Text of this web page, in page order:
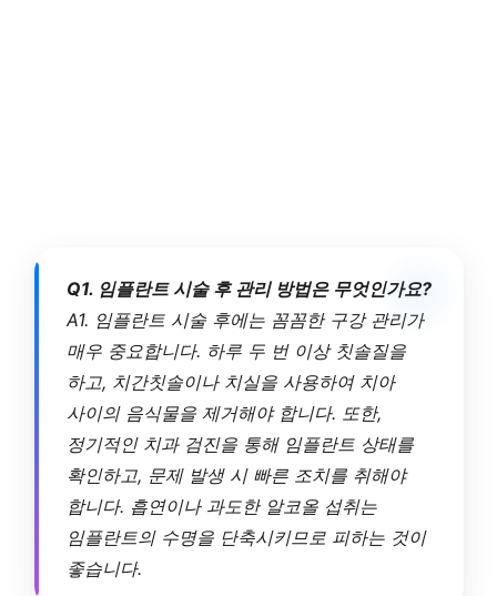
Q1. 임플란트 시술 후 관리 방법은 무엇인가요?
A1. 임플란트 시술 후에는 꼼꼼한 구강 관리가
매우 중요합니다. 하루 두 번 이상 칫솔질을
하고, 치간칫솔이나 치실을 사용하여 치아
사이의 음식물을 제거해야 합니다. 또한,
정기적인 치과 검진을 통해 임플란트 상태를
확인하고, 문제 발생 시 빠른 조치를 취해야
합니다. 흡연이나 과도한 알코올 섭취는
임플란트의 수명을 단축시키므로 피하는 것이
좋습니다.